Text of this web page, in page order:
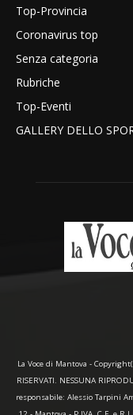
Top-Provincia
Coronavirus top
Senza categoria
Rubriche
Top-Eventi
GALLERY DELLO
La Voce di Mantova -
RISERVATI. NESSUNA
responsabile: Alessio Tarpini